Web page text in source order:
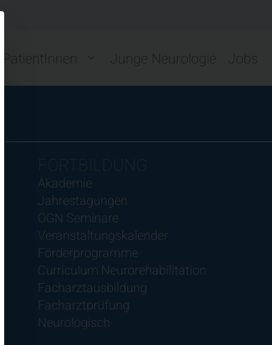
PatientInnen Junge Neurologie Jobs
Akademie
Jahrestagungen
ÖGN Seminare
Veranstaltungskalender
Förderprogramme
Curriculum Neurorehabilitation
Facharztausbildung
Facharztprüfung
Neurologisch
Button wird der Dialog geschlossen. Seine Funktionalität ist
kann. Die erste Service-Gruppe ist essenziell und